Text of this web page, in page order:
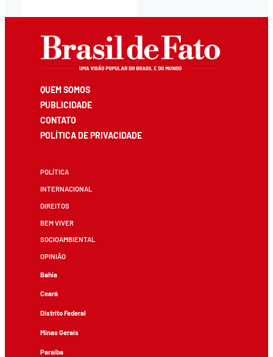
QUEM SOMOS
PUBLICIDADE
CONTATO
POLÍTICA DE PRIVACIDADE
POLÍTICA
INTERNACIONAL
DIREITOS
BEM VIVER
SOCIOAMBIENTAL
OPINIÃO
Bahia
Ceará
Distrito Federal
Minas Gerais
Paraíba